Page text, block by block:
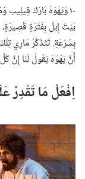
١٠وَيَهْوَهُ بَارَكَ فِيلِيب
بَيْتَ إِيلَ بِفَتْرَةٍ
بِسُرْعَةٍ.‏ تَتَذَكَّرُ مَارِي
أَنَّ يَهْوَهَ يَقُولُ لَنَا
اِفْعَلْ مَا تَقْدِرُ